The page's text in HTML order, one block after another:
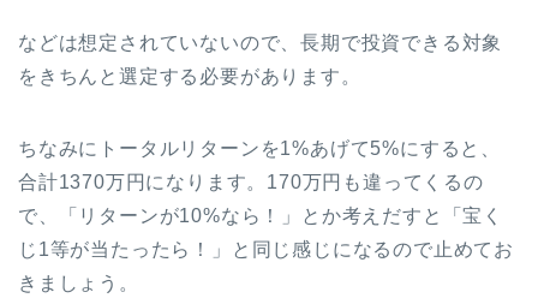
などは想定されていないので、長期で投資できる対象
をきちんと選定する必要があります。
ちなみにトータルリターンを1%あげて5%にすると、
合計1370万円になります。170万円も違ってくるの
で、「リターンが10%なら！」とか考えだすと「宝く
じ1等が当たったら！」と同じ感じになるので止めてお
きましょう。